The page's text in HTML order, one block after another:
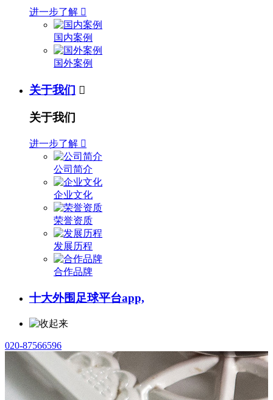
进一步了解 
国内案例
国外案例
关于我们 
关于我们
进一步了解 
公司简介
企业文化
荣誉资质
发展历程
合作品牌
十大外围足球平台app,
020-87566596